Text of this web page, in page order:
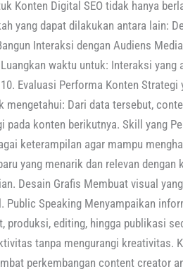
Konten Digital SEO tidak hanya
yang dapat dilakukan antara lain:
Interaksi dengan Audiens
waktu untuk: Interaksi
Evaluasi Performa Konten
Dari data tersebut,
pada konten berikutnya. Skill yang
keterampilan agar mampu
yang menarik dan relevan
Desain Grafis Membuat visual
Speaking Menyampaikan
produksi, editing, hingga publikasi
tanpa mengurangi kreativitas.
perkembangan content creator